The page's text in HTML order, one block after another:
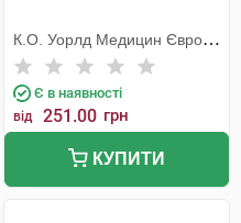
К.О. Уорлд Медицин Європа
С.Р.Л.
Є в наявності
від 251.00 грн
КУПИТИ